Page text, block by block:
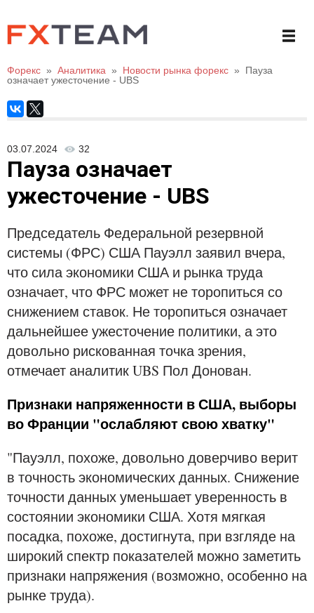
Форекс » Аналитика » Новости рынка форекс »
Пауза
означает ужесточение - UBS
03.07.2024 32
Пауза означает
ужесточение - UBS
Председатель Федеральной резервной
системы (ФРС) США Пауэлл заявил вчера,
что сила экономики США и рынка труда
означает, что ФРС может не торопиться со
снижением ставок. Не торопиться означает
дальнейшее ужесточение политики, а это
довольно рискованная точка зрения,
отмечает аналитик UBS Пол Донован.
Признаки напряженности в США, выборы
во Франции "ослабляют свою хватку"
"Пауэлл, похоже, довольно доверчиво верит
в точность экономических данных. Снижение
точности данных уменьшает уверенность в
состоянии экономики США. Хотя мягкая
посадка, похоже, достигнута, при взгляде на
широкий спектр показателей можно заметить
признаки напряжения (возможно, особенно на
рынке труда).